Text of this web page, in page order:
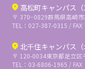
高松町キャンパス
〒 370−0829群馬県高崎
TEL：027-387-0315 /
北千住キャンパス（
〒 120-0034東京都足立
TEL：03-6806-1965 /